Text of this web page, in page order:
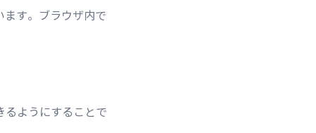
す。ブラウザ内で
るようにすることで